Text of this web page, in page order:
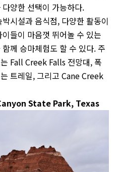
양한 선택이 가능하다.
시설과 음식점, 다양한 활동이
들이 마음껏 뛰어놀 수 있는
께 승마체험도 할 수 있다. 주
Fall Creek Falls 전망대, 폭
트레일, 그리고 Cane Creek
State Park, Texas